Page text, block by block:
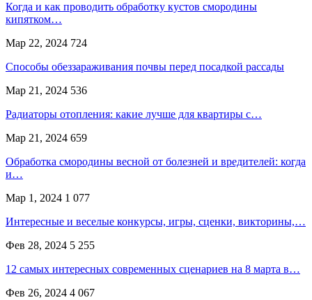
Когда и как проводить обработку кустов смородины
кипятком…
Мар 22, 2024 724
Способы обеззараживания почвы перед посадкой рассады
Мар 21, 2024 536
Радиаторы отопления: какие лучше для квартиры с…
Мар 21, 2024 659
Обработка смородины весной от болезней и вредителей: когда
и…
Мар 1, 2024 1 077
Интересные и веселые конкурсы, игры, сценки, викторины,…
Фев 28, 2024 5 255
12 самых интересных современных сценариев на 8 марта в…
Фев 26, 2024 4 067